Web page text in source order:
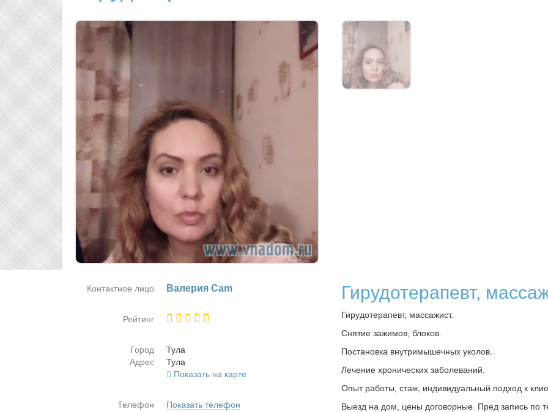
Гирудотерапевт,
Гирудотерапевт, массажист.
Снятие зажимов, блоков.
Постановка внутримышечных уколов.
Лечение хронических заболеваний.
Опыт работы, стаж, индивидуальный подход к
Выезд на дом, цены договорные. Пред запись по
Контактное лицо Ва­ле­рия Cam
Рейтинг
Город
Ту­ла
Адрес
Ту­ла
Показать на карте
Телефон Показать телефон